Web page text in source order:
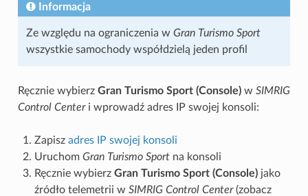
Informacja
Ze względu na ograniczenia w Gran Turismo Sport
wszystkie samochody współdzielą jeden profil
Ręcznie wybierz Gran Turismo Sport (Console)w SIMRIG
Control Centeri wprowadź adres IP swojej konsoli:
Zapisz adres IP swojej konsoli
Uruchom Gran Turismo Sportna konsoli
Ręcznie wybierz Gran Turismo Sport (Console)jako
źródło telemetrii w SIMRIG Control Center(zobacz